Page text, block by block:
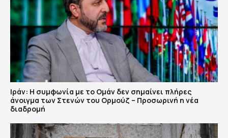
Ιράν: Η συμφωνία με το Ομάν δεν σημαίνει πλήρες
άνοιγμα των Στενών του Ορμούζ – Προσωρινή η νέα
διαδρομή